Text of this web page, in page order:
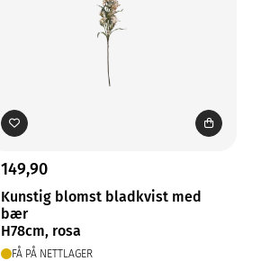
149,90
Kunstig blomst bladkvist med
bær
H78cm, rosa
FÅ PÅ NETTLAGER